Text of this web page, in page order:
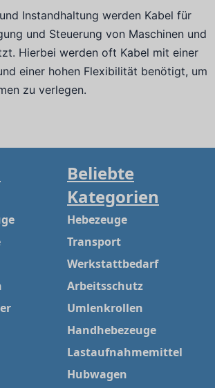
Instandhaltung werden Kabel für
und Steuerung von Maschinen und
Hierbei werden oft Kabel mit einer
einer hohen Flexibilität benötigt, um
zu verlegen.
Beliebte
Kategorien
Hebezeuge
Transport
Werkstattbedarf
Arbeitsschutz
Umlenkrollen
Handhebezeuge
Lastaufnahmemittel
Hubwagen